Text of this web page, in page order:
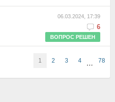
06.03.2024, 17:39
6
ВОПРОС РЕШЕН
1 2 3 4 … 78